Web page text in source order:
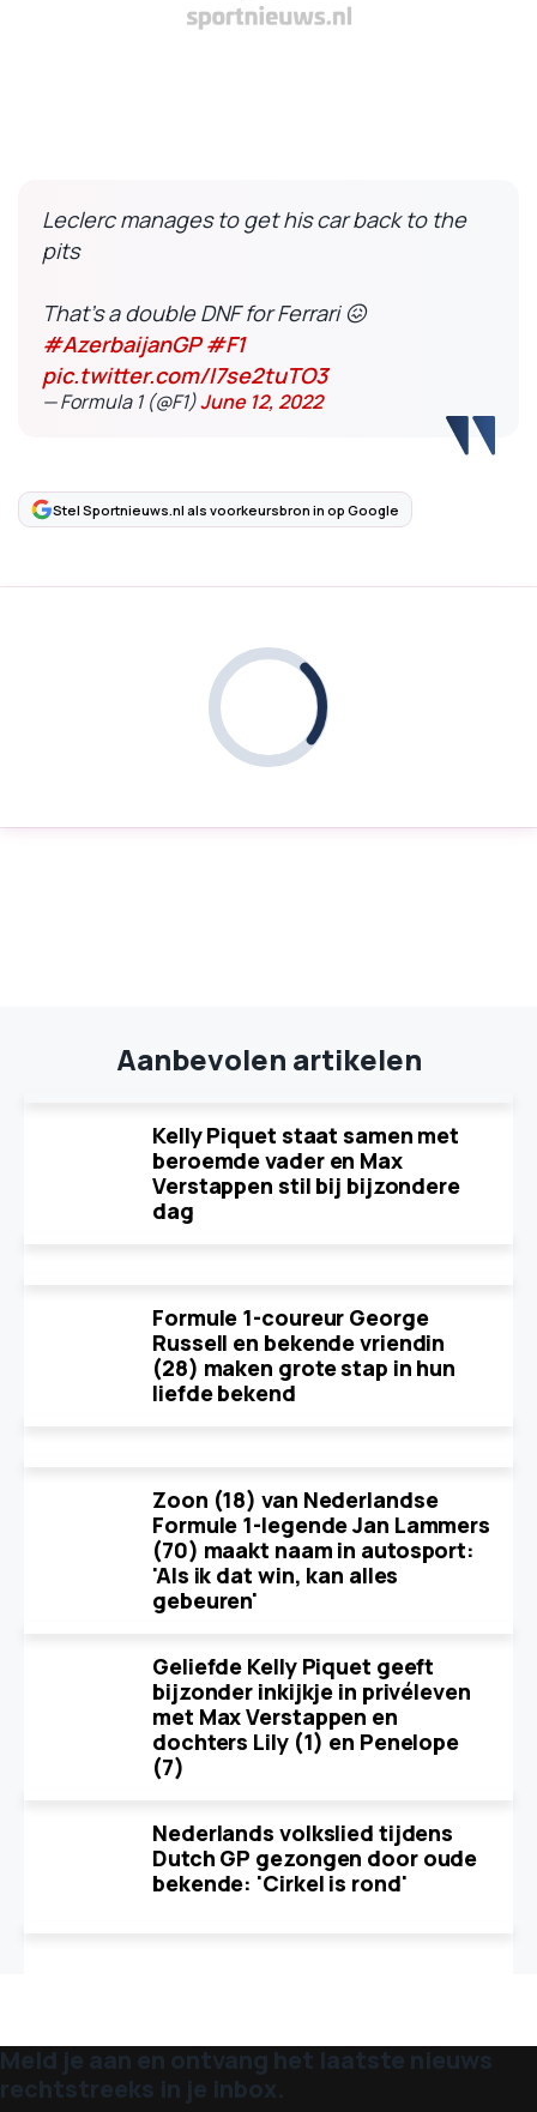
Leclerc manages to get his car back to the
pits
That's a double DNF for Ferrari 😖
#AzerbaijanGP #F1
pic.twitter.com/I7se2tuTO3
— Formula 1 (@F1)June 12, 2022
Stel Sportnieuws.nl als voorkeursbron in op Google
Aanbevolen artikelen
Kelly Piquet staat samen met
beroemde vader en Max
Verstappen stil bij bijzondere
dag
Formule 1-coureur George
Russell en bekende vriendin
(28) maken grote stap in hun
liefde bekend
Zoon (18) van Nederlandse
Formule 1-legende Jan Lammers
(70) maakt naam in autosport:
'Als ik dat win, kan alles
gebeuren'
Geliefde Kelly Piquet geeft
bijzonder inkijkje in privéleven
met Max Verstappen en
dochters Lily (1) en Penelope
(7)
Nederlands volkslied tijdens
Dutch GP gezongen door oude
bekende: 'Cirkel is rond'
Meld je aan en ontvang het laatste nieuws
rechtstreeks in je inbox.